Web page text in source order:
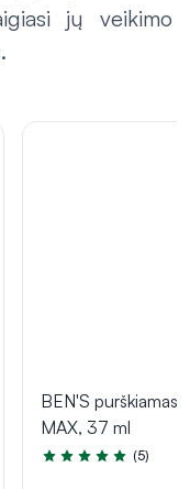
jų veikimo
BEN'S purškiamas
MAX, 37 ml
Įvertinimas 5.0 iš 5
(5)